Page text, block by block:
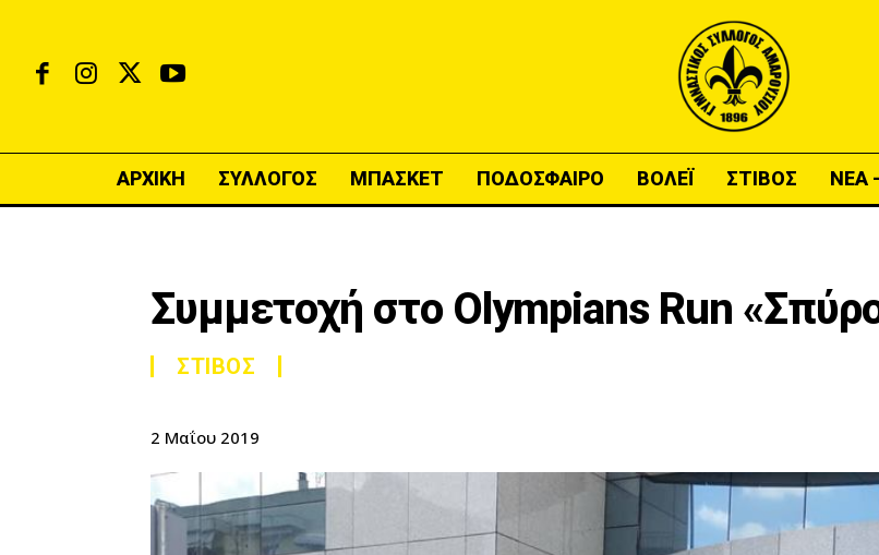
ΑΡΧΙΚΗ ΣΥΛΛΟΓΟΣ ΜΠΑΣΚΕΤ ΠΟΔΟΣΦΑΙΡΟ ΒΟΛΕΪ ΣΤΙΒΟΣ ΝΕΑ
Συμμετοχή στο Οlympians Run
ΣΤΙΒΟΣ
2 Μαΐου 2019